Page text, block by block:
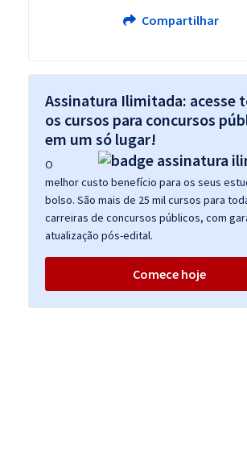
Compartilhar
Assinatura Ilimitada: acesse
os cursos para concursos
em um só lugar!
O
melhor custo benefício para os seus
bolso. São mais de 25 mil cursos para
carreiras de concursos públicos, com
atualização pós-edital.
Comece hoje